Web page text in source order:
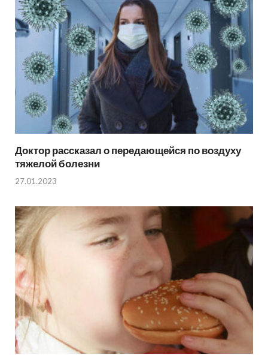
Доктор рассказал о передающейся по воздуху
тяжелой болезни
27.01.2023